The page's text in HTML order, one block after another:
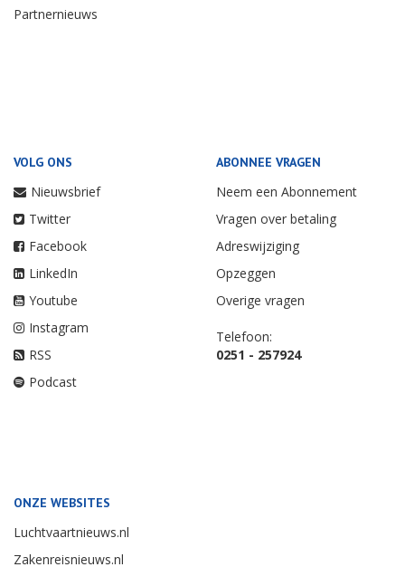
Partnernieuws
VOLG ONS
Nieuwsbrief
Twitter
Facebook
LinkedIn
Youtube
Instagram
RSS
Podcast
ABONNEE VRAGEN
Neem een Abonnement
Vragen over betaling
Adreswijziging
Opzeggen
Overige vragen
Telefoon:
0251 - 257924
ONZE WEBSITES
Luchtvaartnieuws.nl
Zakenreisnieuws.nl